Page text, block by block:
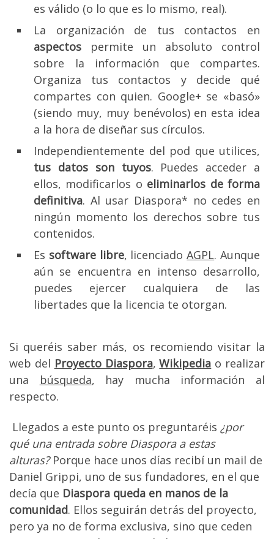
es válido (o lo que es lo mismo, real).
La organización de tus contactos en
aspectos permite un absoluto control
sobre la información que compartes.
Organiza tus contactos y decide qué
compartes con quien. Google+ se «basó»
(siendo muy, muy benévolos) en esta idea
a la hora de diseñar sus círculos.
Independientemente del pod que utilices,
tus datos son tuyos. Puedes acceder a
ellos, modificarlos o eliminarlos de forma
definitiva. Al usar Diaspora* no cedes en
ningún momento los derechos sobre tus
contenidos.
Es software libre, licenciadoAGPL. Aunque
aún se encuentra en intenso desarrollo,
puedes ejercer cualquiera de las
libertades que la licencia te otorgan.
Si queréis saber más, os recomiendo visitar la
web del Proyecto Diaspora,Wikipedia o realizar
una búsqueda, hay mucha información al
respecto.
Llegados a este punto os preguntaréis ¿por
qué una entrada sobre Diaspora a estas
alturas? Porque hace unos días recibí un mail de
Daniel Grippi, uno de sus fundadores, en el que
decía que Diaspora queda en manos de la
comunidad. Ellos seguirán detrás del proyecto,
pero ya no de forma exclusiva, sino que ceden